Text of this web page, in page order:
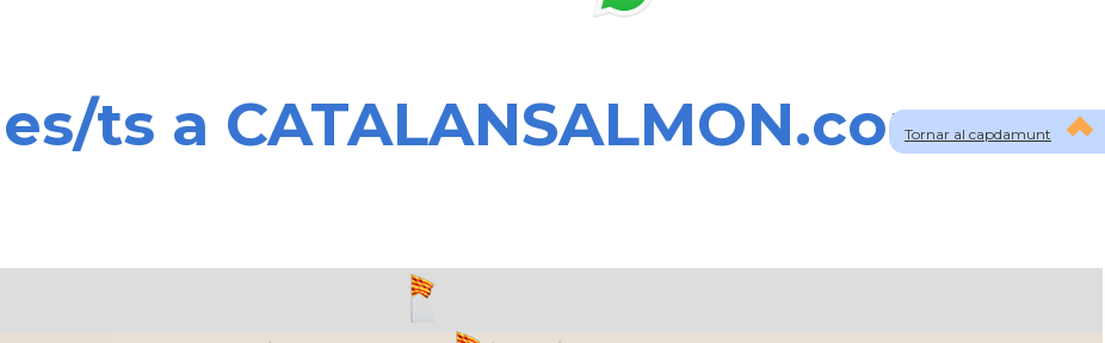
Tornar al capdamunt
ts a CATALANSALMON.com